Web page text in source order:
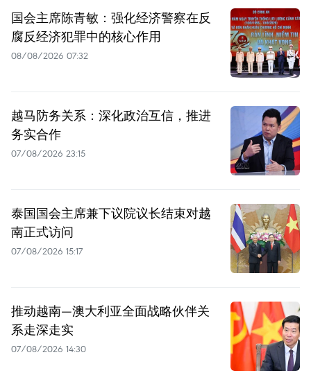
国会主席陈青敏：强化经济警察在反
腐反经济犯罪中的核心作用
08/08/2026 07:32
越马防务关系：深化政治互信，推进
务实合作
07/08/2026 23:15
泰国国会主席兼下议院议长结束对越
南正式访问
07/08/2026 15:17
推动越南—澳大利亚全面战略伙伴关
系走深走实
07/08/2026 14:30